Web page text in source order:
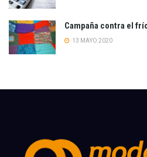
Campaña contra el
13 MAYO 2020